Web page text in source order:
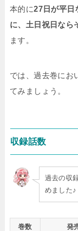
本的に27日が平日
に、土日祝日なら
ます。
では、過去巻にお
てみましょう。
収録話数
過去の収
めました♪
巻数 発